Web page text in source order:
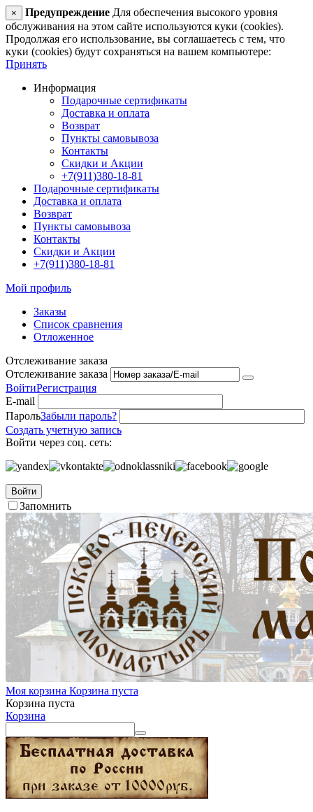
× Предупреждение Для обеспечения высокого уровня
обслуживания на этом сайте используются куки (cookies).
Продолжая его использование, вы соглашаетесь с тем, что
куки (cookies) будут сохраняться на вашем компьютере:
Принять
Информация
Подарочные сертификаты
Доставка и оплата
Возврат
Пункты самовывоза
Контакты
Скидки и Акции
+7(911)380-18-81
Подарочные сертификаты
Доставка и оплата
Возврат
Пункты самовывоза
Контакты
Скидки и Акции
+7(911)380-18-81
Мой профиль
Заказы
Список сравнения
Отложенное
Отслеживание заказа
Отслеживание заказа
ВойтиРегистрация
E-mail
ПарольЗабыли пароль?
Создать учетную запись
Войти через соц. сеть:
Войти
Запомнить
Моя корзина Корзина пуста
Корзина пуста
Корзина